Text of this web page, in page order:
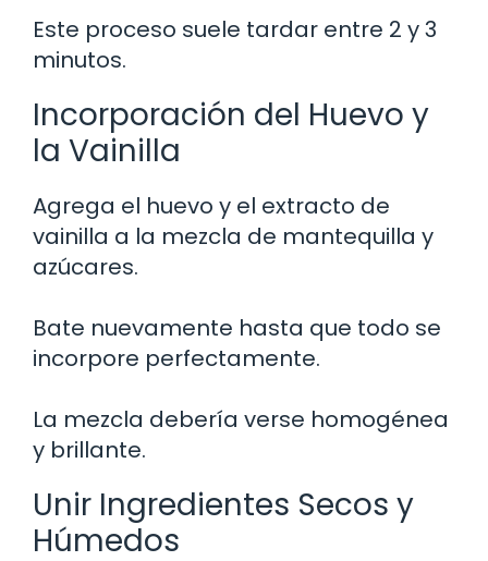
Este proceso suele tardar entre 2 y 3
minutos.
Incorporación del Huevo y
la Vainilla
Agrega el huevo y el extracto de
vainilla a la mezcla de mantequilla y
azúcares.
Bate nuevamente hasta que todo se
incorpore perfectamente.
La mezcla debería verse homogénea
y brillante.
Unir Ingredientes Secos y
Húmedos